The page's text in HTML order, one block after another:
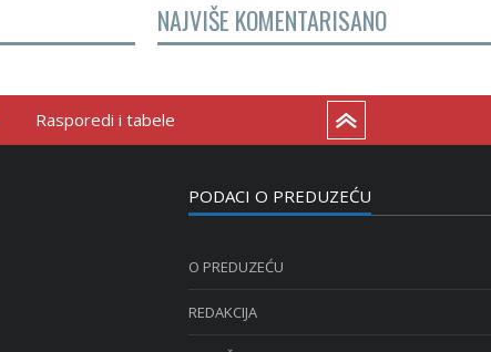
NAJVIŠE KOMENTARISANO
Rasporedi i tabele
PODACI O PREDUZEĆU
O PREDUZEĆU
REDAKCIJA